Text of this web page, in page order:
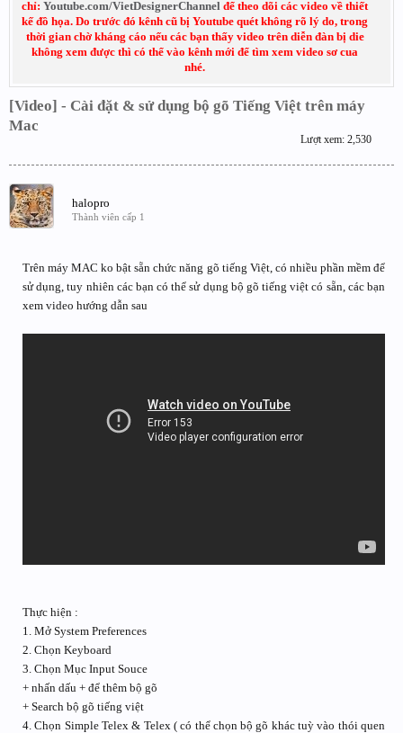
chỉ: Youtube.com/VietDesignerChannel để theo dõi các video về thiết
kế đồ họa. Do trước đó kênh cũ bị Youtube quét không rõ lý do, trong
thời gian chờ kháng cáo nếu các bạn thấy video trên diễn đàn bị die
không xem được thì có thể vào kênh mới để tìm xem video sơ cua
nhé.
[Video] - Cài đặt & sử dụng bộ gõ Tiếng Việt trên máy
Mac
Lượt xem: 2,530
halopro
Thành viên cấp 1
Trên máy MAC ko bật sẵn chức năng gõ tiếng Việt, có nhiều phần mềm để
sử dụng, tuy nhiên các bạn có thể sử dụng bộ gõ tiếng việt có sẵn, các bạn
xem video hướng dẫn sau
Thực hiện :
1. Mở System Preferences
2. Chọn Keyboard
3. Chọn Mục Input Souce
+ nhấn dấu + để thêm bộ gõ
+ Search bộ gõ tiếng việt
4. Chọn Simple Telex & Telex ( có thể chọn bộ gõ khác tuỳ vào thói quen